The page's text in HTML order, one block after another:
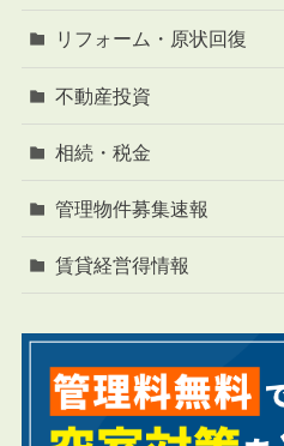
リフォーム・原状回復
不動産投資
相続・税金
管理物件募集速報
賃貸経営得情報